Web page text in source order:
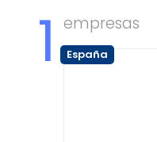
1 empresas
España